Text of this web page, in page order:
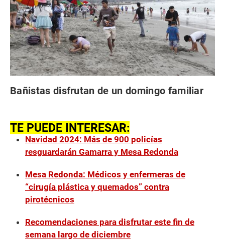
Bañistas disfrutan de un domingo familiar
TE PUEDE INTERESAR:
Navidad 2024: Más de 900 policías
resguardarán Gamarra y Mesa Redonda
Mesa Redonda: Médicos y enfermeras de
“cirugía plástica y quemados” contra
pirotécnicos
Recomendaciones para disfrutar este fin de
semana largo de diciembre